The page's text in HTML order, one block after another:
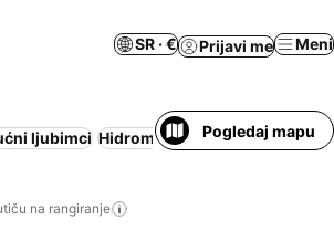
SR · € Prijavi me Meni
ljubimci Hidromasažna kadaPogledaj mapu
na rangiranje